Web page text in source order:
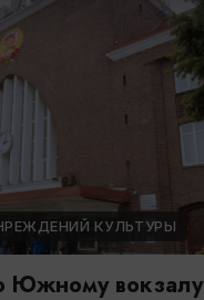
КУЛЬТУРЫ
Южному вокзалу